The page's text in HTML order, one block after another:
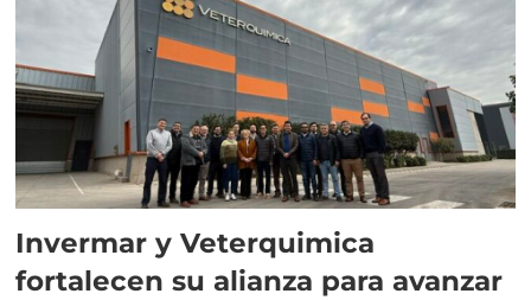
Invermar y Veterquimica
fortalecen su alianza para avanzar